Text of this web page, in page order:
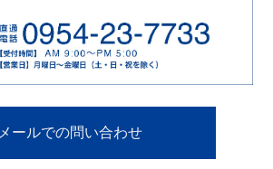
メールでの問い合わせ